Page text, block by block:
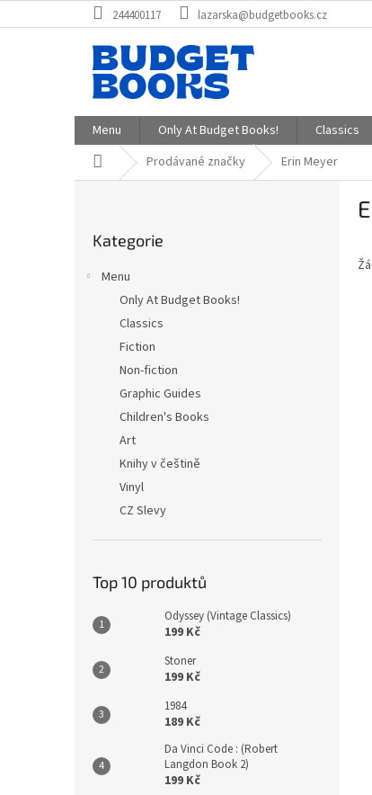
na
244400117 lazarska@budgetbooks.cz
Menu Only At Budget Books! Classics
Domů Prodávané značky Erin Meyer
kategorie
Kategorie
Menu
Only At Budget Books!
Classics
Fiction
Non-fiction
Graphic Guides
Children's Books
Art
Knihy v češtině
Vinyl
CZ Slevy
Top 10 produktů
Odyssey (Vintage Classics)
199 Kč
Stoner
199 Kč
1984
189 Kč
Da Vinci Code : (Robert
Langdon Book 2)
199 Kč